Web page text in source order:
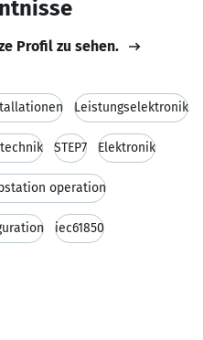
Profil zu sehen.
Leistungselektronik
STEP7 Elektronik
operation
iec61850